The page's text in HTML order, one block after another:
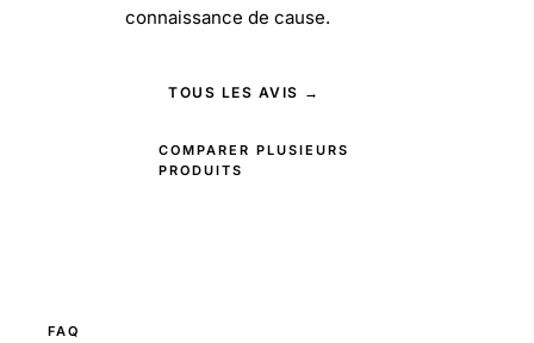
connaissance de cause.
TOUS LES AVIS →
COMPARER PLUSIEURS
PRODUITS
FAQ